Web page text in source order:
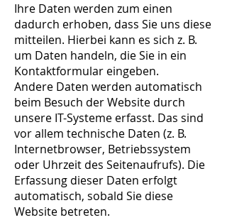
Ihre Daten werden zum einen
dadurch erhoben, dass Sie uns diese
mitteilen. Hierbei kann es sich z. B.
um Daten handeln, die Sie in ein
Kontaktformular eingeben.
Andere Daten werden automatisch
beim Besuch der Website durch
unsere IT-Systeme erfasst. Das sind
vor allem technische Daten (z. B.
Internetbrowser, Betriebssystem
oder Uhrzeit des Seitenaufrufs). Die
Erfassung dieser Daten erfolgt
automatisch, sobald Sie diese
Website betreten.